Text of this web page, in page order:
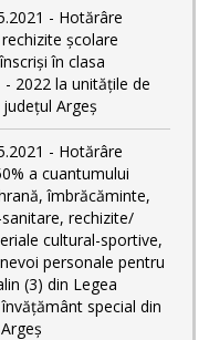
- Hotărâre
școlare
în clasa
2022 la unitățile de
Argeș
- Hotărâre
a cuantumului
îmbrăcăminte,
rechizite/
cultural-sportive,
personale pentru
(3) din Legea
special din